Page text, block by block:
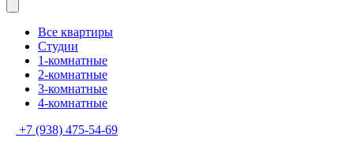
Все квартиры
Студии
1-комнатные
2-комнатные
3-комнатные
4-комнатные
+7 (938) 475-54-69